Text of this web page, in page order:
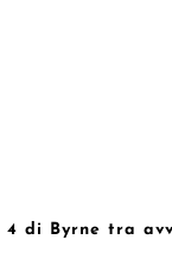
4 di Byrne tra